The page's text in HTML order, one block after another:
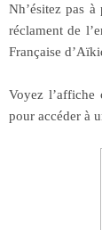
Nh’ésitez pas
réclament de
Française
Voyez l’affiche
pour accéder à